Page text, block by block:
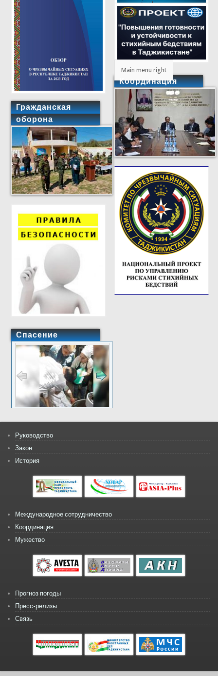
Гражданская
оборона
Спасение
Main menu right
Координация
Руководство
Закон
История
Международное сотрудничество
Координация
Мужество
Прогноз погоды
Пресс-релизы
Связь